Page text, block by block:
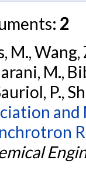
2
Wang,
M.,
P.,